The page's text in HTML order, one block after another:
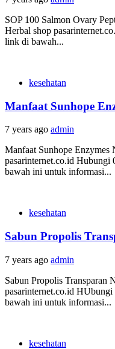
SOP 100 Salmon Ovary
Herbal shop
link di bawah...
kesehatan
Manfaat Sunhope
7 years ago admin
Manfaat Sunhope Enzymes
pasarinternet.co.id
bawah ini untuk informasi...
kesehatan
Sabun Propolis
7 years ago admin
Sabun Propolis Transparan
pasarinternet.co.id
bawah ini untuk informasi...
kesehatan